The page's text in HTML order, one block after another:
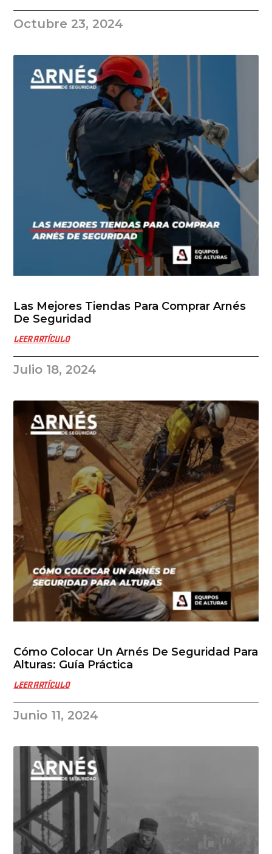
Octubre 23, 2024
Las Mejores Tiendas Para Comprar Arnés
De Seguridad
LEER ARTÍCULO
Julio 18, 2024
Cómo Colocar Un Arnés De Seguridad Para
Alturas: Guía Práctica
LEER ARTÍCULO
Junio 11, 2024